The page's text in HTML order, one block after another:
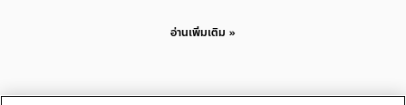
อ่านเพิ่มเติม »